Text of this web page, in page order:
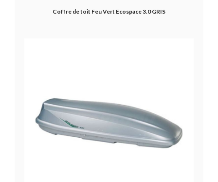
Coffre de toit Feu Vert Ecospace 3.0 GRIS